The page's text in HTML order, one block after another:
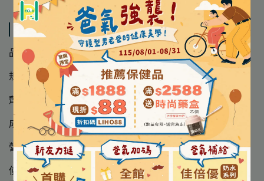
規格說明
品 名 │ 【RACE ON鋭速】液態盾維生素 D3+E 滴劑
規 格 │ 40mL/盒
劑 型 │ 液體
成 分 │ 中鏈三酸甘油酯、維生素D3、維生素E
營養標示 │ 請詳見圖片標示
使用方法 │ 每日1-2滴或依照專業保健指示使用，使用時可